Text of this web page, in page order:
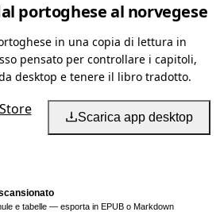
portoghese al norvegese
in una copia di lettura in
pensato per controllare i capitoli,
desktop e tenere il libro tradotto.
Scarica app desktop
e tabelle — esporta in EPUB o Markdown